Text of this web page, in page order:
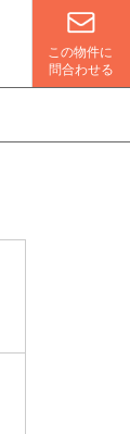
この物件に
問合わせる